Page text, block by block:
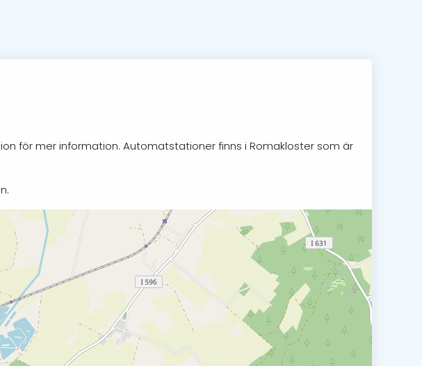
för mer information. Automatstationer finns i Romakloster som är